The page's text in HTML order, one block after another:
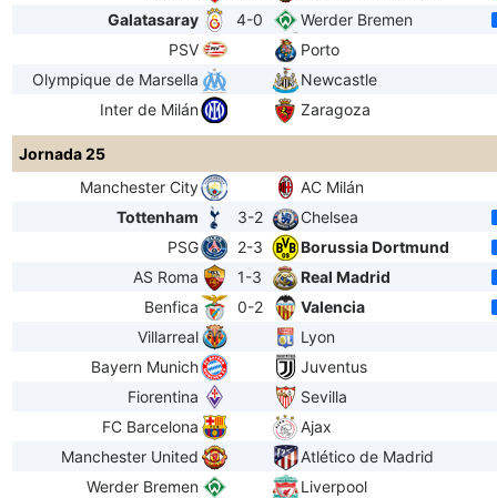
Galatasaray
4-0
Werder Bremen
PSV
Porto
Olympique de Marsella
Newcastle
Inter de Milán
Zaragoza
Jornada 25
Manchester City
AC Milán
Tottenham
3-2
Chelsea
PSG
2-3
Borussia Dortmund
AS Roma
1-3
Real Madrid
Benfica
0-2
Valencia
Villarreal
Lyon
Bayern Munich
Juventus
Fiorentina
Sevilla
FC Barcelona
Ajax
Manchester United
Atlético de Madrid
Werder Bremen
Liverpool